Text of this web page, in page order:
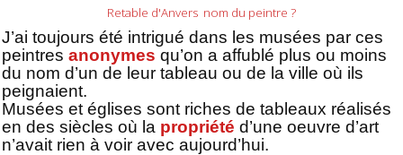
Retable d'Anvers nom du peintre ?
J’ai toujours été intrigué dans les musées par ces
peintres anonymes qu’on a affublé plus ou moins
du nom d’un de leur tableau ou de la ville où ils
peignaient.
Musées et églises sont riches de tableaux réalisés
en des siècles où la propriété d’une oeuvre d’art
n’avait rien à voir avec aujourd’hui.